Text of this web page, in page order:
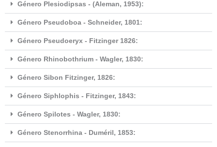
Género Plesiodipsas - (Aleman, 1953):
Género Pseudoboa - Schneider, 1801:
Género Pseudoeryx - Fitzinger 1826:
Género Rhinobothrium - Wagler, 1830:
Género Sibon Fitzinger, 1826:
Género Siphlophis - Fitzinger, 1843:
Género Spilotes - Wagler, 1830:
Género Stenorrhina - Duméril, 1853: